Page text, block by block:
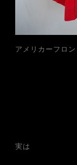
アメリカーフロ
実は